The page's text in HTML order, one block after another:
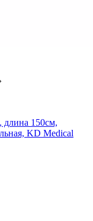
длина 150см,
KD Medical